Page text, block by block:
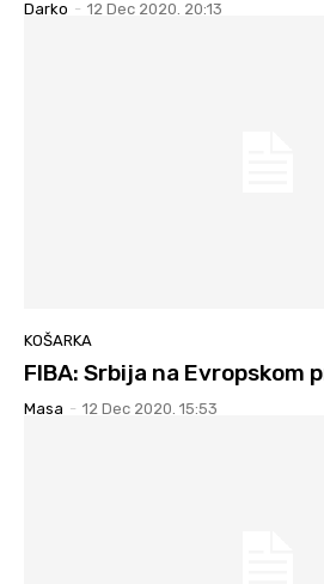
Darko - 12 Dec 2020. 20:13
KOŠARKA
FIBA: Srbija na Evropskom
Masa - 12 Dec 2020. 15:53